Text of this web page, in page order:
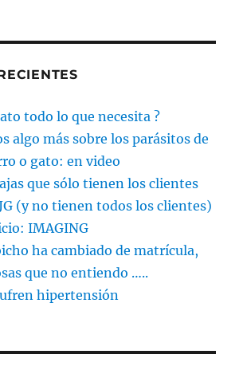
todo lo que necesita ?
algo más sobre los parásitos de
o gato: en video
que sólo tienen los clientes
(y no tienen todos los clientes)
IMAGING
ha cambiado de matrícula,
que no entiendo …..
hipertensión